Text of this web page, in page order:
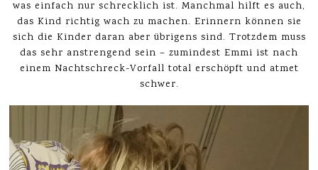
was einfach nur schrecklich ist. Manchmal hilft es auch,
das Kind richtig wach zu machen. Erinnern können sie
sich die Kinder daran aber übrigens sind. Trotzdem muss
das sehr anstrengend sein – zumindest Emmi ist nach
einem Nachtschreck-Vorfall total erschöpft und atmet
schwer.